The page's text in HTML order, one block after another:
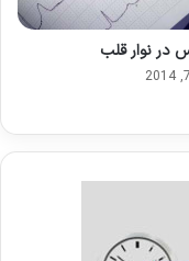
در نوار قلب